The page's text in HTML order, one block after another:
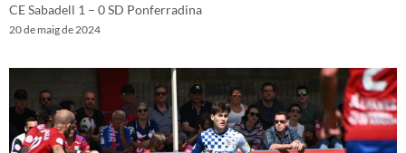
CE Sabadell 1 – 0 SD Ponferradina
20 de maig de 2024